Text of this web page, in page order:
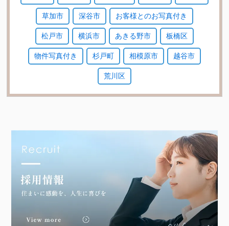
草加市 深谷市 お客様とのお写真付き
松戸市 横浜市 あきる野市 板橋区
物件写真付き 杉戸町 相模原市 越谷市
荒川区